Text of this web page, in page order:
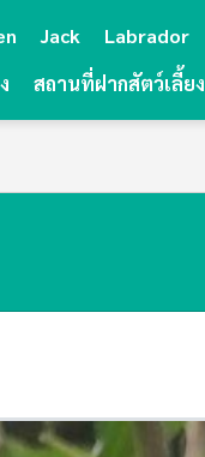
Jack Labrador
สถานที่ฝากสัตว์เลี้ยง